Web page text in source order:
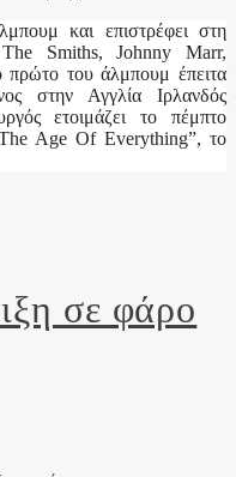
και επιστρέφει στη
Smiths, Johnny Marr,
πρώτο του άλμπουμ έπειτα
στην Αγγλία Ιρλανδός
ετοιμάζει το πέμπτο
Age Of Everything”, το
σε φάρο